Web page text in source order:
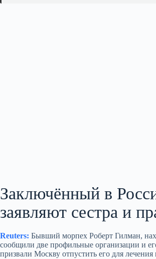
Заключённый в
заявляют сестра и
Reuters: Бывший морпех Роберт Гилман,
сообщили две профильные организации и
призвали Москву отпустить его для